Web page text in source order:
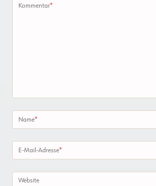
Kommentar*
Name*
E-Mail-Adresse*
Website